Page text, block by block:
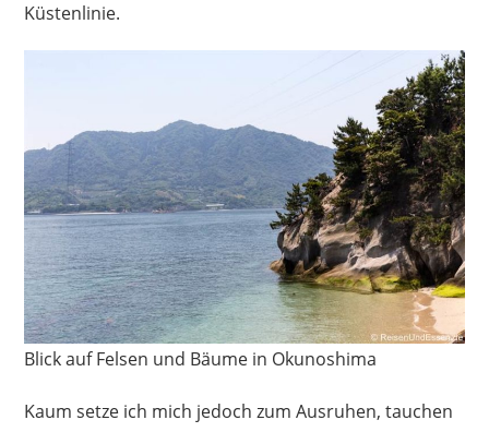
Küstenlinie.
Blick auf Felsen und Bäume in Okunoshima
Kaum setze ich mich jedoch zum Ausruhen, tauchen